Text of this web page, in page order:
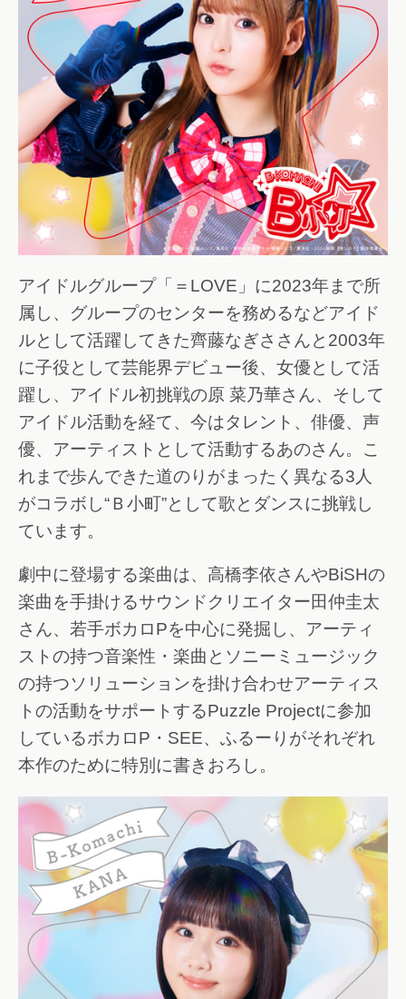
アイドルグループ「＝LOVE」に2023年まで所
属し、グループのセンターを務めるなどアイド
ルとして活躍してきた齊藤なぎささんと2003年
に子役として芸能界デビュー後、女優として活
躍し、アイドル初挑戦の原 菜乃華さん、そして
アイドル活動を経て、今はタレント、俳優、声
優、アーティストとして活動するあのさん。こ
れまで歩んできた道のりがまったく異なる3人
がコラボし“Ｂ小町”として歌とダンスに挑戦し
ています。
劇中に登場する楽曲は、高橋李依さんやBiSHの
楽曲を手掛けるサウンドクリエイター田仲圭太
さん、若手ボカロPを中心に発掘し、アーティ
ストの持つ音楽性・楽曲とソニーミュージック
の持つソリューションを掛け合わせアーティス
トの活動をサポートするPuzzle Projectに参加
しているボカロP・SEE、ふるーりがそれぞれ
本作のために特別に書きおろし。